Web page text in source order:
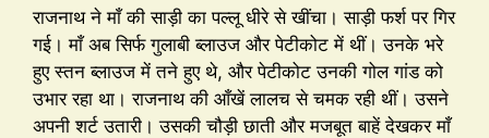
राजनाथ ने माँ की साड़ी का पल्लू धीरे से खींचा। साड़ी फर्श पर गिर
गई। माँ अब सिर्फ गुलाबी ब्लाउज और पेटीकोट में थीं। उनके भरे
हुए स्तन ब्लाउज में तने हुए थे, और पेटीकोट उनकी गोल गांड को
उभार रहा था। राजनाथ की आँखें लालच से चमक रही थीं। उसने
अपनी शर्ट उतारी। उसकी चौड़ी छाती और मजबूत बाहें देखकर माँ